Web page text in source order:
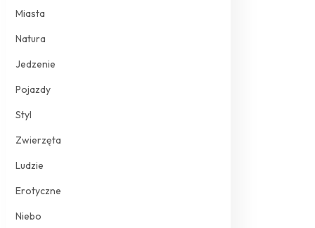
Miasta
Natura
Jedzenie
Pojazdy
Styl
Zwierzęta
Ludzie
Erotyczne
Niebo